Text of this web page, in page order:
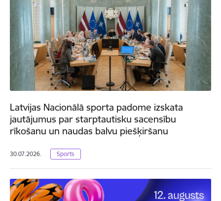
Latvijas Nacionālā sporta padome izskata
jautājumus par starptautisku sacensību
rīkošanu un naudas balvu piešķiršanu
30.07.2026. Sports